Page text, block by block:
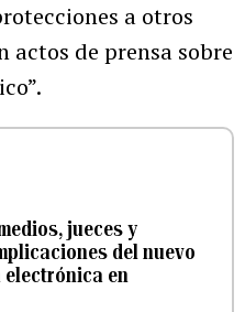
a otros
actos de prensa sobre
jueces y
del nuevo
electrónica en